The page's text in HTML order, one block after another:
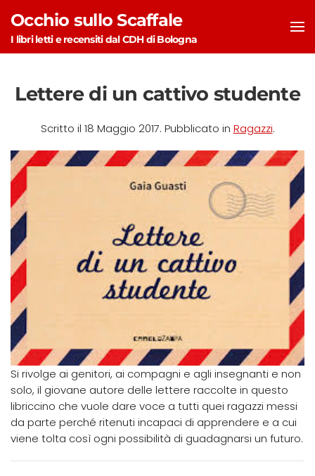
Skip to main content
Occhio sullo Scaffale
I libri letti e recensiti dal CDH di Bologna
Lettere di un cattivo studente
Scritto il 18 Maggio 2017. Pubblicato in Ragazzi.
Si rivolge ai genitori, ai compagni e agli insegnanti e non
solo, il giovane autore delle lettere raccolte in questo
libriccino che vuole dare voce a tutti quei ragazzi messi
da parte perché ritenuti incapaci di apprendere e a cui
viene tolta così ogni possibilità di guadagnarsi un futuro.